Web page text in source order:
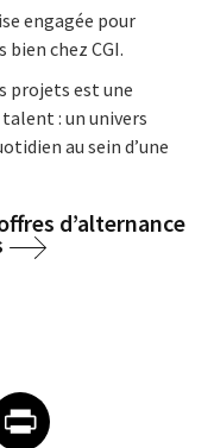
engagée pour
s bien chez CGI.
projets est une
: un univers
au sein d’une
d’alternance
article on Print